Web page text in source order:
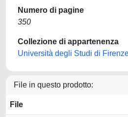
Numero di pagine
350
Collezione di appartenenza
Università degli Studi di
File in questo prodotto:
File